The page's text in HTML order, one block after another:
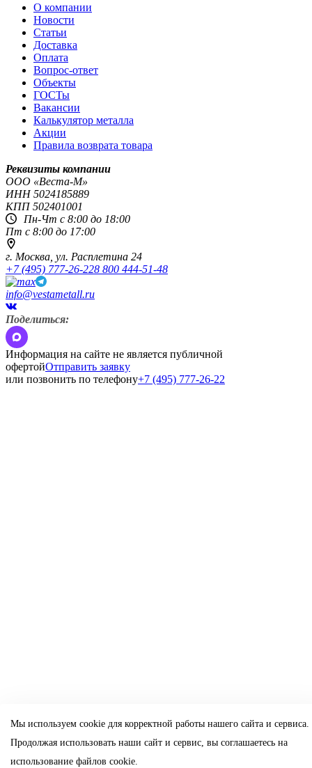
О компании
Новости
Статьи
Доставка
Оплата
Вопрос-ответ
Объекты
ГОСТы
Вакансии
Калькулятор металла
Акции
Правила возврата товара
Реквизиты компании
OOO «Веста-М»
ИНН5024185889
КПП502401001
Пн-Чт с 8:00 до 18:00
Пт с 8:00 до 17:00
г. Москва, ул. Расплетина 24
+7 (495) 777-26-228 800 444-51-48
info@vestametall.ru
Поделиться:
Информация на сайте не является публичной
офертойОтправить заявку
или позвонить по телефону+7 (495) 777-26-22
Мы используем cookie для корректной работы нашего сайта и сервиса.
Продолжая использовать наши сайт и сервис, вы соглашаетесь на
использование файлов cookie.